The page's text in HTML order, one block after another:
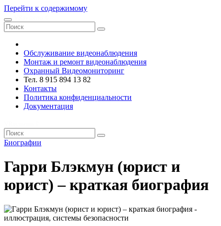
Перейти к содержимому
Обслуживание видеонаблюдения
Монтаж и ремонт видеонаблюдения
Охранный Видеомониторинг
Тел. 8 915 894 13 82
Контакты
Политика конфиденциальности
Документация
Биографии
Гарри Блэкмун (юрист и
юрист) – краткая биография